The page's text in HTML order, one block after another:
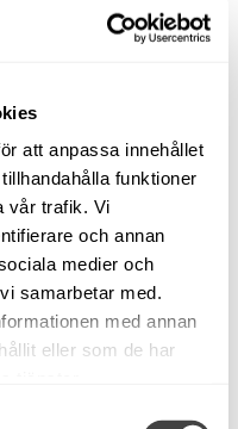
att anpassa innehållet
funktioner
vår trafik. Vi
och annan
medier och
samarbetar med.
med annan
eller som de har
F80 HK -2007.
för nöjesresor
båge som ger
föröver i mitten.
från Yamaha på 80
marchfart på cirka